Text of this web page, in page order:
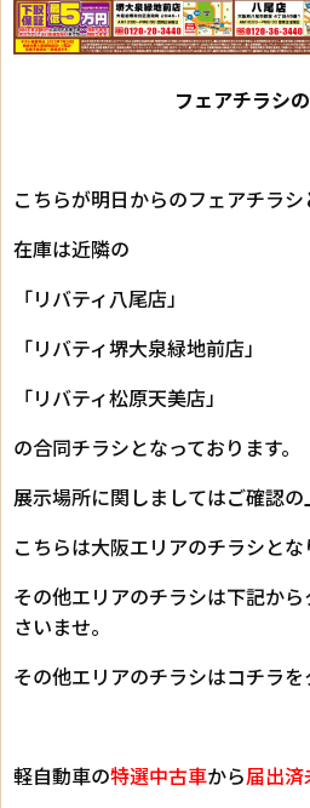
フェアチラシ
こちらが明日からのフェアチラシ
在庫は近隣の
「リバティ八尾店」
「リバティ堺大泉緑地前店」
「リバティ松原天美店」
の合同チラシとなっております。
展示場所に関しましてはご確認の
こちらは大阪エリアのチラシとな
その他エリアのチラシは下記か
さいませ。
その他エリアのチラシはコチラを
軽自動車の特選中古車から届出